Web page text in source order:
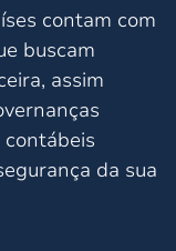
contam com
buscam
assim
da sua